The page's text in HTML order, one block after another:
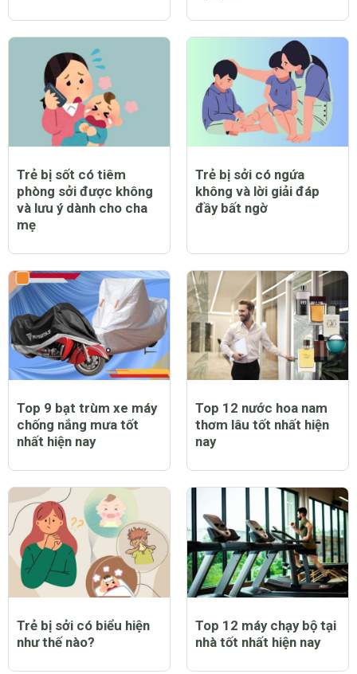
Trẻ bị sốt có tiêm
phòng sởi được không
và lưu ý dành cho cha
mẹ
Trẻ bị sởi có ngứa
không và lời giải đáp
đầy bất ngờ
Top 9 bạt trùm xe máy
chống nắng mưa tốt
nhất hiện nay
Top 12 nước hoa nam
thơm lâu tốt nhất hiện
nay
Trẻ bị sởi có biểu hiện
như thế nào?
Top 12 máy chạy bộ tại
nhà tốt nhất hiện nay